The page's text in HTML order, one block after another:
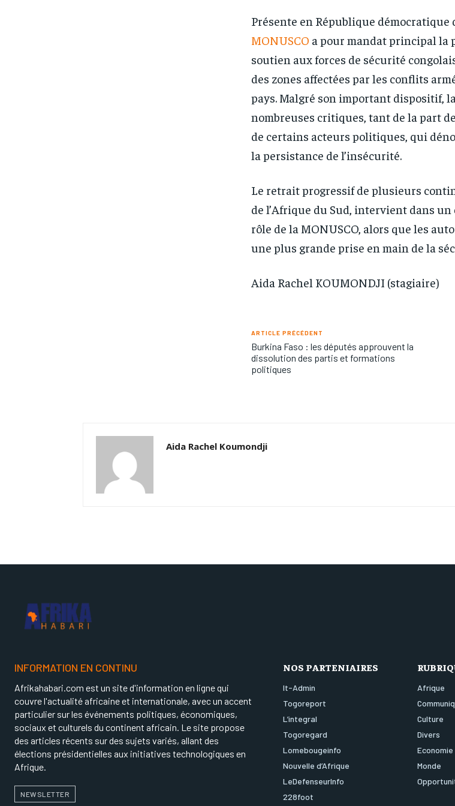
Présente en République démocratique
MONUSCO a pour mandat principal la
soutien aux forces de sécurité
des zones affectées par les conflits
pays. Malgré son important dispositif,
nombreuses critiques, tant de la part
de certains acteurs politiques, qui
la persistance de l’insécurité.
Le retrait progressif de plusieurs
de l’Afrique du Sud, intervient dans
rôle de la MONUSCO, alors que les
une plus grande prise en main de la
Aida Rachel KOUMONDJI (stagiaire)
ARTICLE PRÉCÉDENT
Burkina Faso : les députés approuvent la
dissolution des partis et formations
politiques
Aida Rachel Koumondji
INFORMATION EN CONTINU
Afrikahabari.com est un site d'information en ligne qui
couvre l'actualité africaine et internationale, avec un accent
particulier sur les événements politiques, économiques,
sociaux et culturels du continent africain. Le site propose
des articles récents sur des sujets variés, allant des
élections présidentielles aux initiatives technologiques en
Afrique.
NEWSLETTER
NOS PARTENIAIRES
It-Admin
Togoreport
L’integral
Togoregard
Lomebougeinfo
Nouvelle d’Afrique
LeDefenseurInfo
228foot
Afrique
Culture
Divers
Economie
Monde